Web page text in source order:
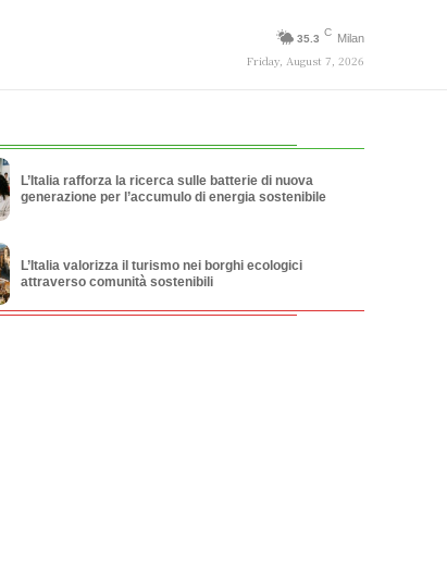
35.3
C Milan
Friday, August 7, 2026
L’Italia rafforza la ricerca sulle batterie di nuova
generazione per l’accumulo di energia sostenibile
L’Italia valorizza il turismo nei borghi ecologici
attraverso comunità sostenibili